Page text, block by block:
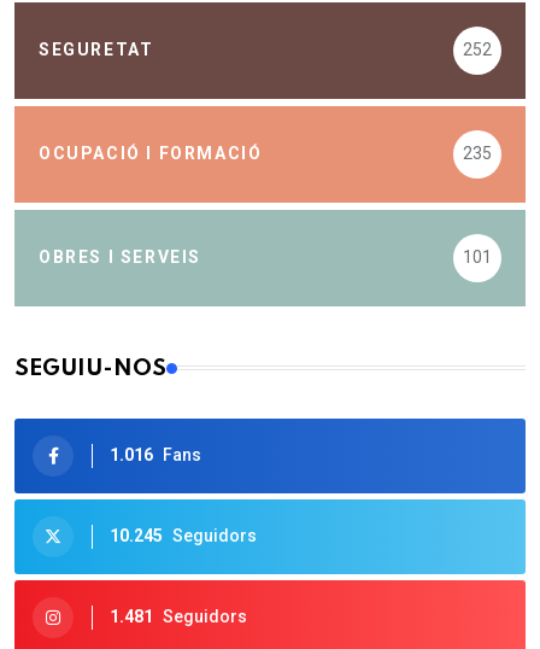
SEGURETAT 252
OCUPACIÓ I FORMACIÓ 235
OBRES I SERVEIS 101
SEGUIU-NOS
1.016 Fans
10.245 Seguidors
1.481 Seguidors